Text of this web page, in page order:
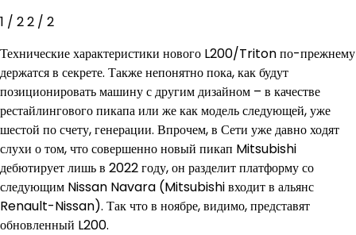
1 / 22 / 2
Технические характеристики нового L200/Triton по-прежнему
держатся в секрете. Также непонятно пока, как будут
позиционировать машину с другим дизайном – в качестве
рестайлингового пикапа или же как модель следующей, уже
шестой по счету, генерации. Впрочем, в Сети уже давно ходят
слухи о том, что совершенно новый пикап Mitsubishi
дебютирует лишь в 2022 году, он разделит платформу со
следующим Nissan Navara (Mitsubishi входит в альянс
Renault-Nissan). Так что в ноябре, видимо, представят
обновленный L200.